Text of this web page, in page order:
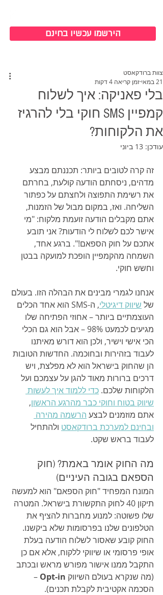
הירשמו עכשיו בחינם
בלי פאניקה: איך לשלוח
קמפיין SMS חוקי בלי להרגיז
את הלקוחות?
צוות ברודקאסט
21 במאי
זמן קריאה 4 דקות
עודכן: 13 ביוני
זה קרה לטובים ביותר: תכננתם מבצע
מדהים, ניסחתם הודעה קולעת, בחרתם
את רשימת התפוצה ולחצתם על כפתור
השליחה. ואז, במקום מבול של הזמנות,
אתם מקבלים הודעה זועמת מלקוח: "מי
אישר לכם לשלוח לי הודעות? אני תובע
אתכם על חוק הספאם!". ברגע אחד,
השמחה מהקמפיין הופכת למועקה בבטן
וחשש חוקי.
אנחנו לגמרי מבינים את הבהלה הזו. בעולם
של שיווק דיגיטלי
, ה-SMS הוא אחד הכלים
העוצמתיים ביותר – אחוזי הפתיחה שלו
מגיעים לכמעט 98% – אבל הוא גם הכלי
הכי אישי וישיר, ולכן הוא דורש מאיתנו
לעבוד בזהירות ובחוכמה. החדשות הטובות
הן שהחוק בישראל הוא לא מפלצת, ויש
דרכים ברורות מאוד להגן על עצמכם ועל
הלקוחות שלכם. כדי ללמוד איך לעשות
שיווק בטוח וחוקי כבר מהרגע הראשון,
אתם מוזמנים לבצע הרשמה מהירה
ובחינם למערכת ברודקאסט ולהתחיל
לעבוד בראש שקט.
מה החוק אומר באמת? (חוק
הספאם בגובה העיניים)
המונח המפחיד "חוק הספאם" הוא למעשה
תיקון 40 לחוק התקשורת בישראל. המטרה
שלו פשוטה: למנוע מחברות להציף את
הטלפונים שלנו בפרסומות שלא ביקשנו.
החוק קובע שאסור לשלוח הודעה בעלת
אופי פרסומי או שיווקי ללקוח, אלא אם כן
התקבל ממנו אישור מפורש מראש ובכתב
(מה שנקרא בעולם השיווק Opt-in
–
הסכמה אקטיבית לקבלת תכנים).